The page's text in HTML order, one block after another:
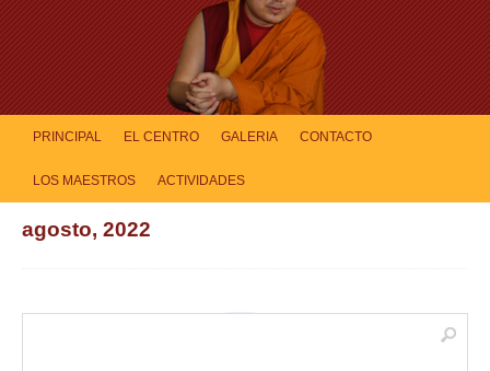
PRINCIPAL EL CENTRO GALERIA CONTACTO
LOS MAESTROS ACTIVIDADES
agosto, 2022